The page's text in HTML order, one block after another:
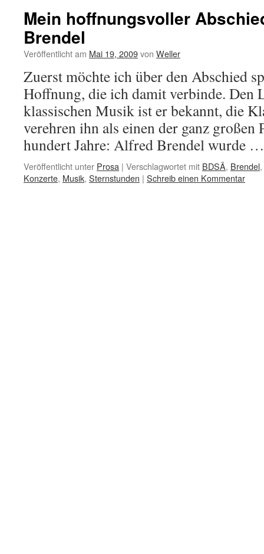
Mein hoffnungsvoller
Brendel
Veröffentlicht am Mai 19, 2009von Weller
Zuerst möchte ich über den Abschied
Hoffnung, die ich damit verbinde. Den
klassischen Musik ist er bekannt, die
verehren ihn als einen der ganz großen
hundert Jahre: Alfred Brendel wurde
Veröffentlicht unter Prosa | Verschlagwortet mit BDSÄ, Brendel,
Konzerte, Musik, Sternstunden | Schreib einen Kommentar